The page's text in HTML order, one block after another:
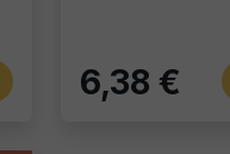
6,38 €